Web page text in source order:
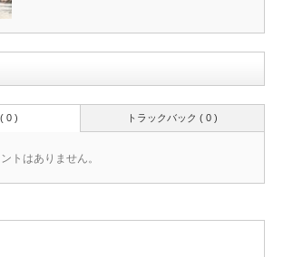
トラックバック ( 0 )
0 )
トはありません。